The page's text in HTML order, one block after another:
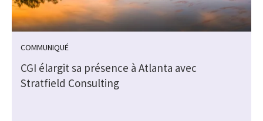
COMMUNIQUÉ
CGI élargit sa présence à Atlanta avec
Stratfield Consulting